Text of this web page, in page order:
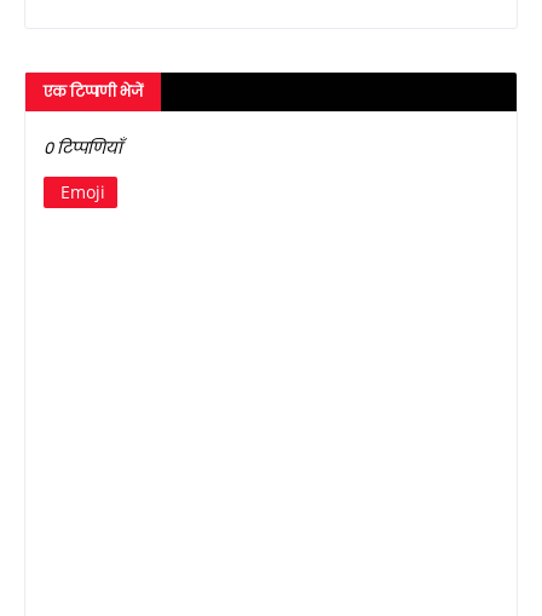
एक टिप्पणी भेजें
0 टिप्पणियाँ
Emoji